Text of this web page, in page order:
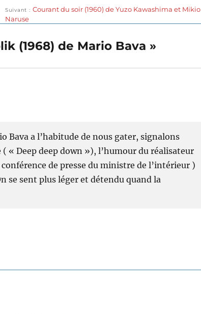
Suivant
Publication
Courant du soir (1960) de Yuzo Kawashima et Mikio
Naruse
(1968) de Mario Bava »
Bava a l’habitude de nous gater, signalons
« Deep deep down »), l’humour du réalisateur
de presse du ministre de l’intérieur )
se sent plus léger et détendu quand la